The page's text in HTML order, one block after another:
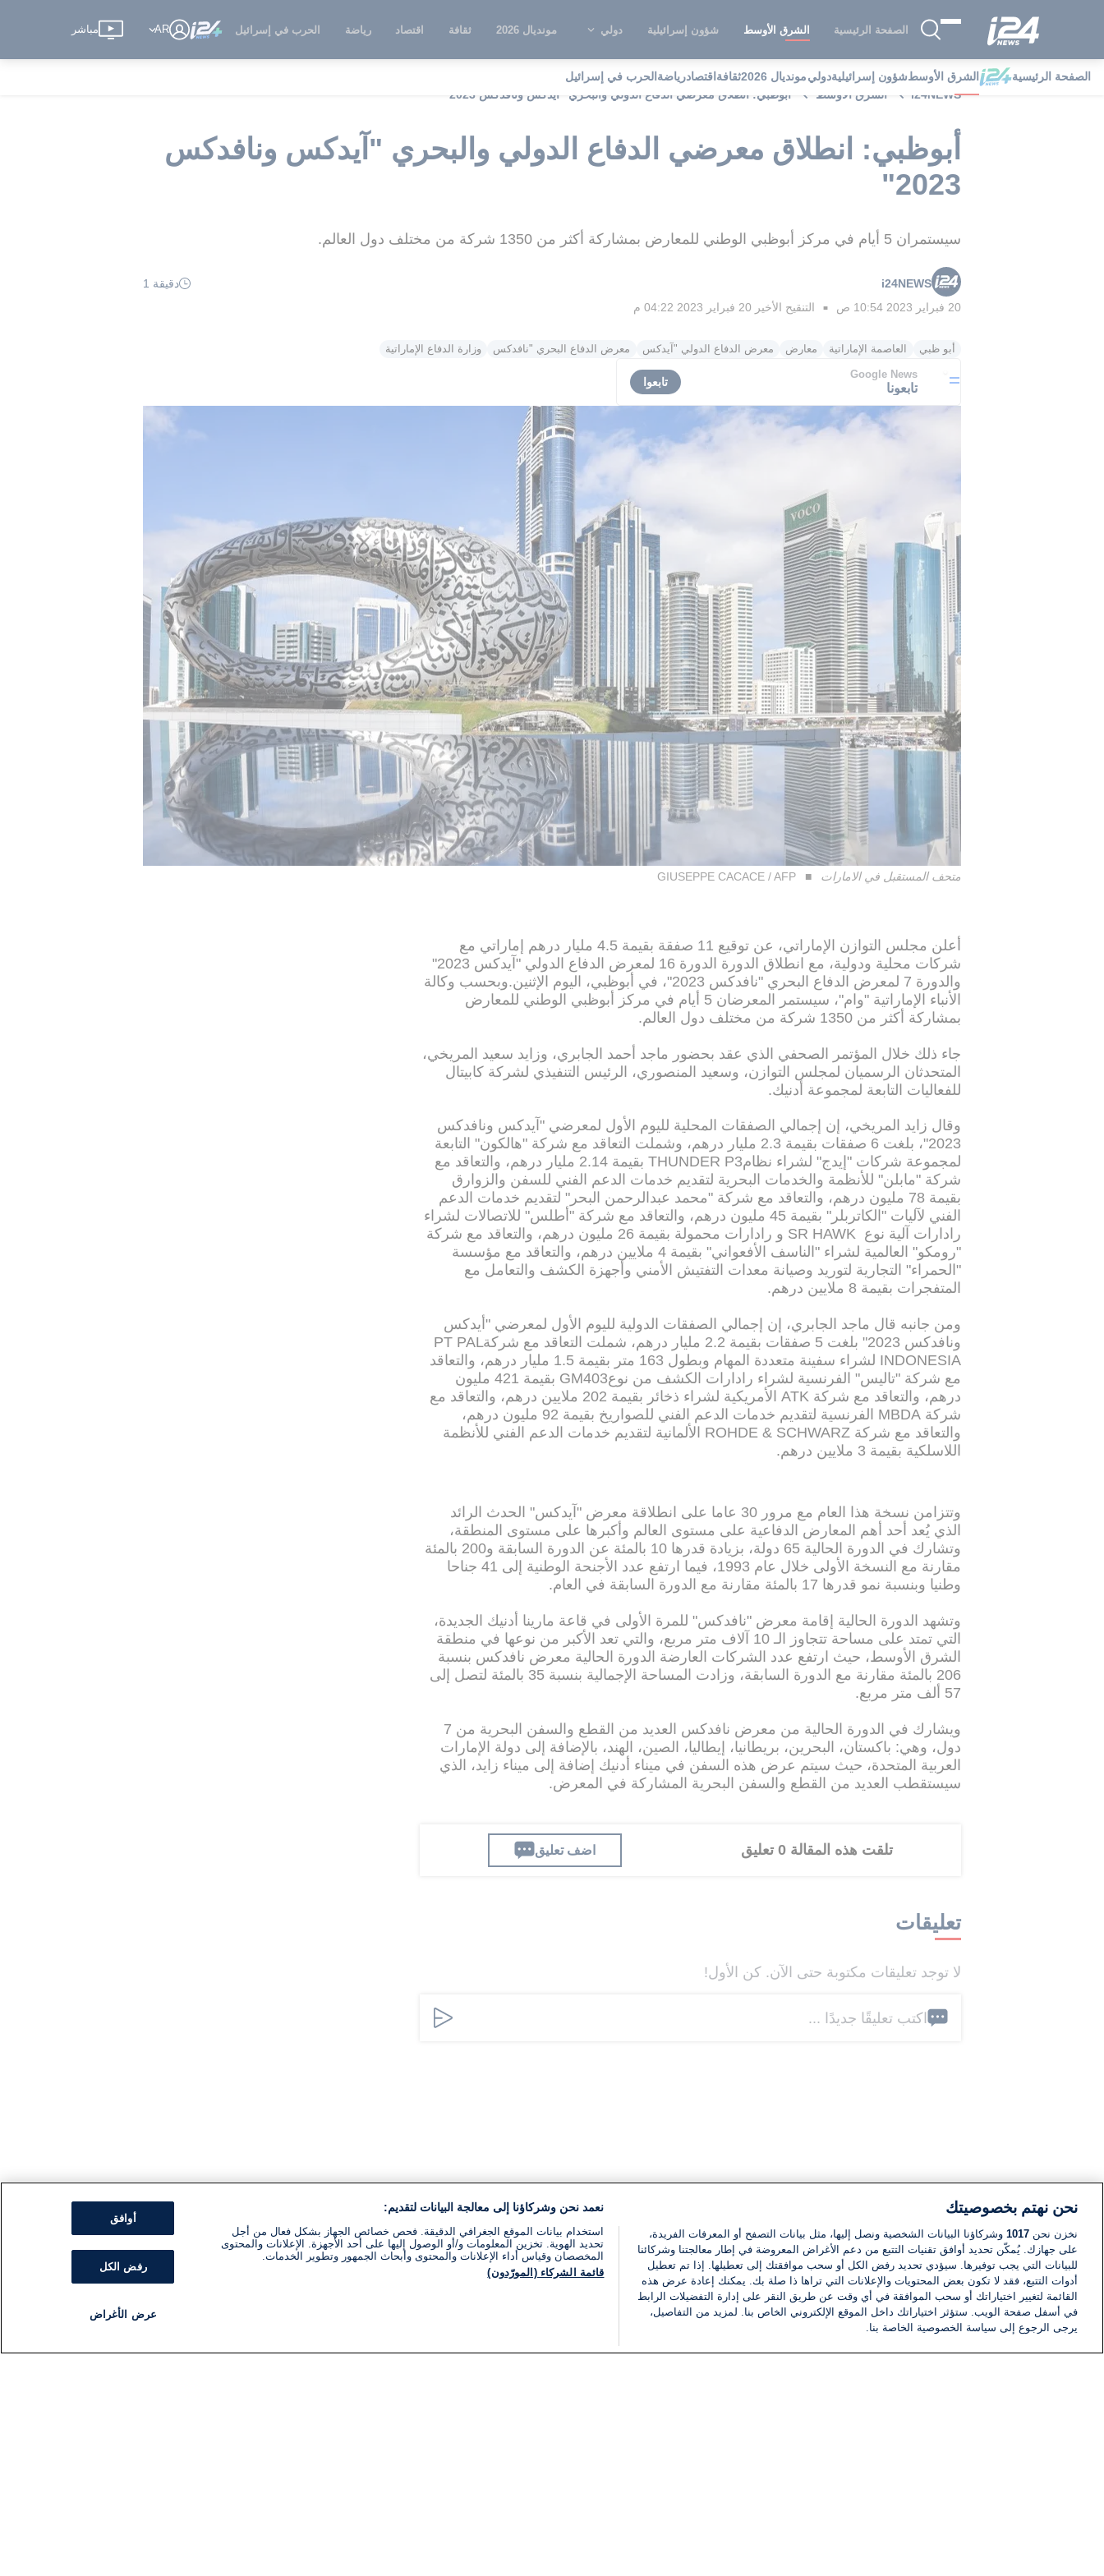
الصفحة الرئيسية الشرق الأوسط شؤون إسرائيلية دولي مونديال 2026 ثقافة اقتصاد رياضة الحرب في إسرائيل AR مباشر
الصفحة الرئيسية الشرق الأوسطشؤون إسرائيليةدوليمونديال 2026 ثقافة اقتصادرياضة الحرب في إسرائيل
i24NEWS
الشرق الأوسط أبوظبي: انطلاق معرضي الدفاع الدولي والبحري "آيدكس ونافدكس 2023"
أبوظبي: انطلاق معرضي الدفاع الدولي والبحري "آيدكس ونافدكس
2023"
سيستمران 5 أيام في مركز أبوظبي الوطني للمعارض بمشاركة أكثر من 1350 شركة من مختلف دول العالم.
i24NEWS
دقيقة 1
20 فبراير 2023 10:54 ص
■ التنقيح الأخير 20 فبراير 2023 04:22 م
أبو ظبي العاصمة الإماراتية معارض معرض الدفاع الدولي "آيدكس معرض الدفاع البحري "نافدكس وزارة الدفاع الإماراتية
Google News
تابعونا تابعوا
متحف المستقبل في الامارات GIUSEPPE CACACE / AFP
أعلن مجلس التوازن الإماراتي، عن توقيع 11 صفقة بقيمة 4.5 مليار درهم إماراتي مع
شركات محلية ودولية، مع انطلاق الدورة الدورة 16 لمعرض الدفاع الدولي "آيدكس 2023"
والدورة 7 لمعرض الدفاع البحري "نافدكس 2023"، في أبوظبي، اليوم الإثنين.وبحسب وكالة
الأنباء الإماراتية "وام"، سيستمر المعرضان 5 أيام في مركز أبوظبي الوطني للمعارض
بمشاركة أكثر من 1350 شركة من مختلف دول العالم.
جاء ذلك خلال المؤتمر الصحفي الذي عقد بحضور ماجد أحمد الجابري، وزايد سعيد المريخي،
المتحدثان الرسميان لمجلس التوازن، وسعيد المنصوري، الرئيس التنفيذي لشركة كابيتال
للفعاليات التابعة لمجموعة أدنيك.
وقال زايد المريخي، إن إجمالي الصفقات المحلية لليوم الأول لمعرضي "آيدكس ونافدكس
2023"، بلغت 6 صفقات بقيمة 2.3 مليار درهم، وشملت التعاقد مع شركة "هالكون" التابعة
لمجموعة شركات "إيدج" لشراء نظامTHUNDER P3 بقيمة 2.14 مليار درهم، والتعاقد مع
شركة "مابلن" للأنظمة والخدمات البحرية لتقديم خدمات الدعم الفني للسفن والزوارق
بقيمة 78 مليون درهم، والتعاقد مع شركة "محمد عبدالرحمن البحر" لتقديم خدمات الدعم
الفني لآليات "الكاتربلر" بقيمة 45 مليون درهم، والتعاقد مع شركة "أطلس" للاتصالات لشراء
رادارات آلية نوع ‌‏ ‏SR HAWK‏ و ‏رادارات محمولة بقيمة 26 مليون درهم، والتعاقد مع شركة
"رومكو" العالمية لشراء "الناسف الأفعواني" بقيمة 4 ملايين درهم، والتعاقد مع مؤسسة
"الحمراء" التجارية لتوريد وصيانة معدات ‏التفتيش الأمني وأجهزة ‏الكشف والتعامل مع
‏المتفجرات بقيمة 8 ملايين درهم.
ومن جانبه قال ماجد الجابري، إن إجمالي الصفقات الدولية لليوم الأول لمعرضي "أيدكس
ونافدكس 2023" بلغت 5 صفقات بقيمة 2.2 مليار درهم، شملت التعاقد مع شركةPT PAL
INDONESIA لشراء سفينة متعددة المهام وبطول 163 متر بقيمة 1.5 مليار درهم، والتعاقد
مع شركة "تاليس" الفرنسية لشراء رادارات الكشف من نوعGM403 بقيمة 421 مليون
درهم، والتعاقد مع شركة ATK الأمريكية لشراء ذخائر بقيمة 202 ملايين درهم، والتعاقد مع
شركة MBDA الفرنسية لتقديم خدمات الدعم الفني للصواريخ بقيمة 92 مليون درهم،
والتعاقد مع شركة ROHDE & SCHWARZ الألمانية لتقديم خدمات الدعم الفني للأنظمة
اللاسلكية بقيمة 3 ملايين درهم.
وتتزامن نسخة هذا العام مع مرور 30 عاما على انطلاقة معرض "آيدكس" الحدث الرائد
الذي يُعد أحد أهم المعارض الدفاعية على مستوى العالم وأكبرها على مستوى المنطقة،
وتشارك في الدورة الحالية 65 دولة، بزيادة قدرها 10 بالمئة عن الدورة السابقة و200 بالمئة
مقارنة مع النسخة الأولى خلال عام 1993، فيما ارتفع عدد الأجنحة الوطنية إلى 41 جناحا
وطنيا وبنسبة نمو قدرها 17 بالمئة مقارنة مع الدورة السابقة في العام.
وتشهد الدورة الحالية إقامة معرض "نافدكس" للمرة الأولى في قاعة مارينا أدنيك الجديدة،
التي تمتد على مساحة تتجاوز الـ 10 آلاف متر مربع، والتي تعد الأكبر من نوعها في منطقة
الشرق الأوسط، حيث ارتفع عدد الشركات العارضة الدورة الحالية معرض نافدكس بنسبة
206 بالمئة مقارنة مع الدورة السابقة، وزادت المساحة الإجمالية بنسبة 35 بالمئة لتصل إلى
57 ألف متر مربع.
ويشارك في الدورة الحالية من معرض نافدكس العديد من القطع والسفن البحرية من 7
دول، وهي: باكستان، البحرين، بريطانيا، إيطاليا، الصين، الهند، بالإضافة إلى دولة الإمارات
العربية المتحدة، حيث سيتم عرض هذه السفن في ميناء أدنيك إضافة إلى ميناء زايد، الذي
سيستقطب العديد من القطع والسفن البحرية المشاركة في المعرض.
تلقت هذه المقالة 0 تعليق اضف تعليق
تعليقات
لا توجد تعليقات مكتوبة حتى الآن. كن الأول!
اكتب تعليقًا جديدًا ...
نحن نهتم بخصوصيتك
نخزن نحن 1017 وشركاؤنا البيانات الشخصية ونصل إليها، مثل بيانات التصفح أو المعرفات الفريدة،
على جهازك. يُمكّن تحديد أوافق تقنيات التتبع من دعم الأغراض المعروضة في إطار معالجتنا وشركائنا
للبيانات التي يجب توفيرها. سيؤدي تحديد رفض الكل أو سحب موافقتك إلى تعطيلها. إذا تم تعطيل
أدوات التتبع، فقد لا تكون بعض المحتويات والإعلانات التي تراها ذا صلة بك. يمكنك إعادة عرض هذه
القائمة لتغيير اختياراتك أو سحب الموافقة في أي وقت عن طريق النقر على إدارة التفضيلات الرابط
في أسفل صفحة الويب. ستؤثر اختياراتك داخل الموقع الإلكتروني الخاص بنا. لمزيد من التفاصيل،
يرجى الرجوع إلى سياسة الخصوصية الخاصة بنا.
نعمد نحن وشركاؤنا إلى معالجة البيانات لتقديم:
استخدام بيانات الموقع الجغرافي الدقيقة. فحص خصائص الجهاز بشكل فعال من أجل
تحديد الهوية. تخزين المعلومات و/أو الوصول إليها على أحد الأجهزة. الإعلانات والمحتوى
المخصصان وقياس أداء الإعلانات والمحتوى وأبحاث الجمهور وتطوير الخدمات.
قائمة الشركاء (المورّدون)
أوافق
رفض الكل
عرض الأغراض